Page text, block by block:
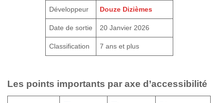
Développeur Douze Dizièmes
Date de sortie 20 Janvier 2026
Classification 7 ans et plus
Les points importants par axe d’accessibilité